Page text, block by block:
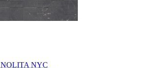
NOLITA NYC